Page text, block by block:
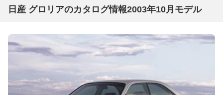
日産 グロリアのカタログ情報2003年10月モデル